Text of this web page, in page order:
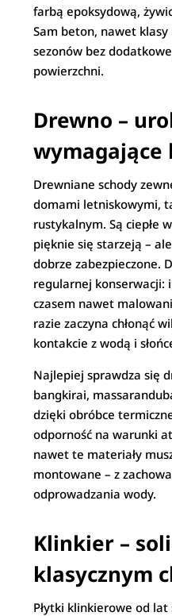
farbą epoksydową,
Sam beton, nawet
sezonów bez
powierzchni.
Drewno –
wymagające
Drewniane schody
domami letniskowymi,
rustykalnym. Są ciepłe
pięknie się starzeją –
dobrze zabezpieczone.
regularnej konserwacji:
czasem nawet
razie zaczyna chłonąć
kontakcie z wodą i
Najlepiej sprawdza się
bangkirai,
dzięki obróbce
odporność na warunki
nawet te materiały
montowane – z
odprowadzania wody.
Klinkier –
klasycznym
Płytki klinkierowe od